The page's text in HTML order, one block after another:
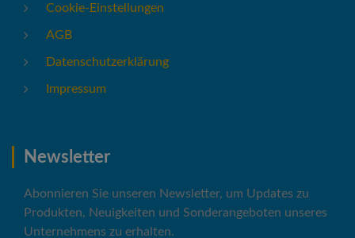
Cookie-Einstellungen
AGB
Datenschutzerklärung
Impressum
Newsletter
Abonnieren Sie unseren Newsletter, um Updates zu
Produkten, Neuigkeiten und Sonderangeboten unseres
Unternehmens zu erhalten.